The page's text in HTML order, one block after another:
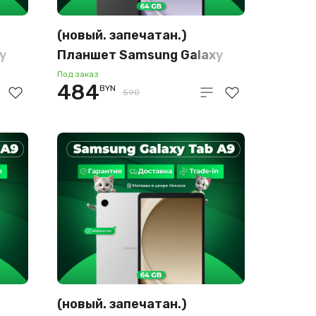
(новый. запечатан.)
Планшет Samsung Galaxy
Tab A9 LTE SM-X115
4GB/64GB (графит)
Под заказ
484BYN 590
(новый. запечатан.)